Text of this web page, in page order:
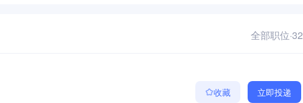
全部职位·32
收藏 立即投递